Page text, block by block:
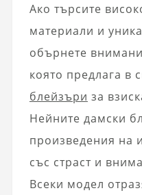
Ако търсите
материали и
обърнете
която предлага в
блейзъри за
Нейните дамски
произведения на
със страст и
Всеки модел